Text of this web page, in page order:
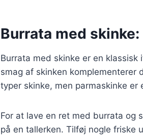
Burrata med
Burrata med skinke er en
smag af skinken komplementerer
typer skinke, men parmaskinke
For at lave en ret med burrata og
på en tallerken. Tilføj nogle friske